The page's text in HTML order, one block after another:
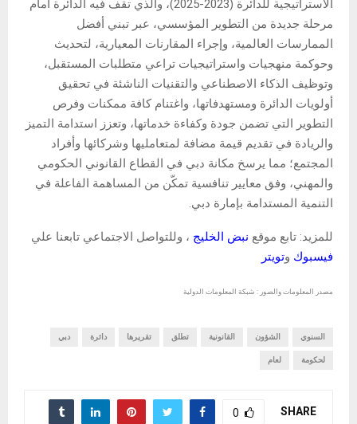
الاستراتيجية للدائرة (2023-2025)، والذي تقف فيه الدائرة أمام
مرحلة جديدة من التطوير المؤسسي، عبر تبني أفضل
الممارسات العالمية، وإجراء المقارنات المعيارية، لتحديث
وحوكمة منهجيات واستراتيجيات تراعي متطلبات المستقبل،
وتوظيف الذكاء الاصطناعي والتقنيات الناشئة في تحقيق
أولويات الدائرة ومستهدفاتها، واغتنام كافة ممكنات وفرص
التطوير التي تضمن جودة وكفاءة خدماتها، وتعزز استدامة التميز
والريادة في تقديم قيمة مضافة لمتعامليها وشركائها وأفراد
المجتمع؛ مما يرسخ مكانة دبي في القطاع القانوني الحكومي
والمهني، وفق معايير تنافسية تمكّن من المساهمة الفاعلة في
التنمية المستدامة بإمارة دبي.
للمزيد: تابع موقع نبض الخليج ، وللتواصل الاجتماعي تابعنا علي
فيسبوك وتويتر
مصدر المعلومات والصور : شبكة المعلومات الدولية
السنوي الشؤون القانونية تطلق تقريرها دائرة دبي
لحكومة لعام
SHARE
0